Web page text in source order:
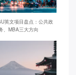
英文项目盘点：公共政
、MBA三大方向